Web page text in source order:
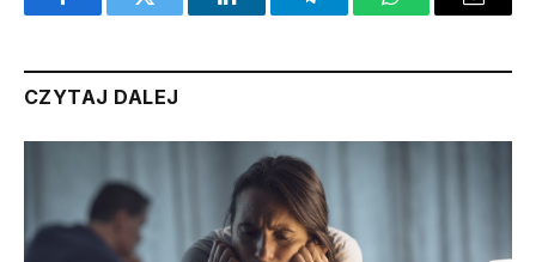
FacebookTwitter LinkedInTelegramWhatsAppEmail
CZYTAJ DALEJ